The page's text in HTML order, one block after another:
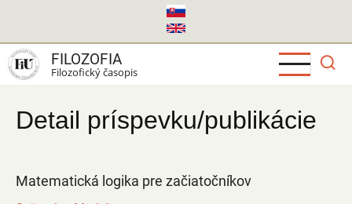
hlavný
obsah
FILOZOFIA
Filozofický časopis
Detail príspevku/publikácie
Matematická logika pre začiatočníkov